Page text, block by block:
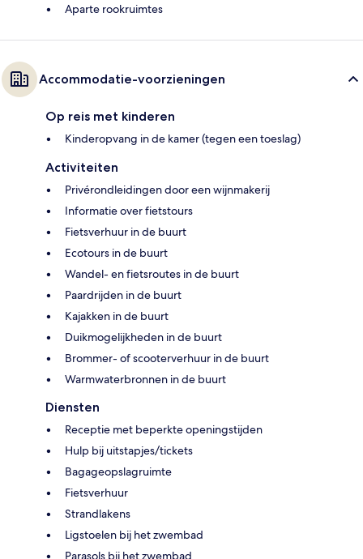
Aparte rookruimtes
Accommodatie-voorzieningen
Op reis met kinderen
Kinderopvang in de kamer (tegen een toeslag)
Activiteiten
Privérondleidingen door een wijnmakerij
Informatie over fietstours
Fietsverhuur in de buurt
Ecotours in de buurt
Wandel- en fietsroutes in de buurt
Paardrijden in de buurt
Kajakken in de buurt
Duikmogelijkheden in de buurt
Brommer- of scooterverhuur in de buurt
Warmwaterbronnen in de buurt
Diensten
Receptie met beperkte openingstijden
Hulp bij uitstapjes/tickets
Bagageopslagruimte
Fietsverhuur
Strandlakens
Ligstoelen bij het zwembad
Parasols bij het zwembad